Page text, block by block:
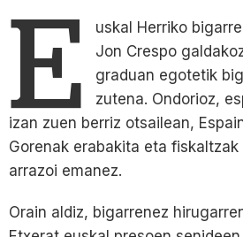
E
uskal Herriko
Jon Crespo
graduan egotetik
zutena. Ondorioz,
izan zuen berriz otsailean,
Gorenak erabakita eta
arrazoi emanez.
Orain aldiz, bigarrenez